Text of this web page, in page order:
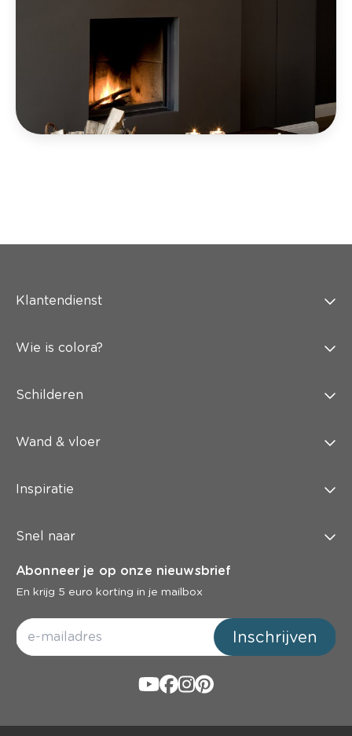
Klantendienst
Wie is colora?
Schilderen
Wand & vloer
Inspiratie
Snel naar
Abonneer je op onze nieuwsbrief
En krijg 5 euro korting in je mailbox
Inschrijven